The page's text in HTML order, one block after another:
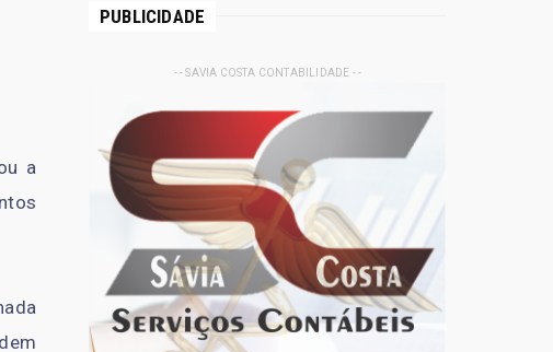
a
PUBLICIDADE
- - SAVIA COSTA CONTABILIDADE - -